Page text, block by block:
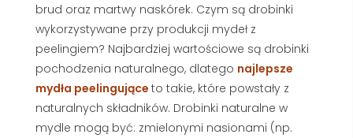
brud oraz martwy naskórek. Czym są drobinki
wykorzystywane przy produkcji mydeł z
peelingiem? Najbardziej wartościowe są drobinki
pochodzenia naturalnego, dlatego najlepsze
mydła peelingujące to takie, które powstały z
naturalnych składników. Drobinki naturalne w
mydle mogą być: zmielonymi nasionami (np.